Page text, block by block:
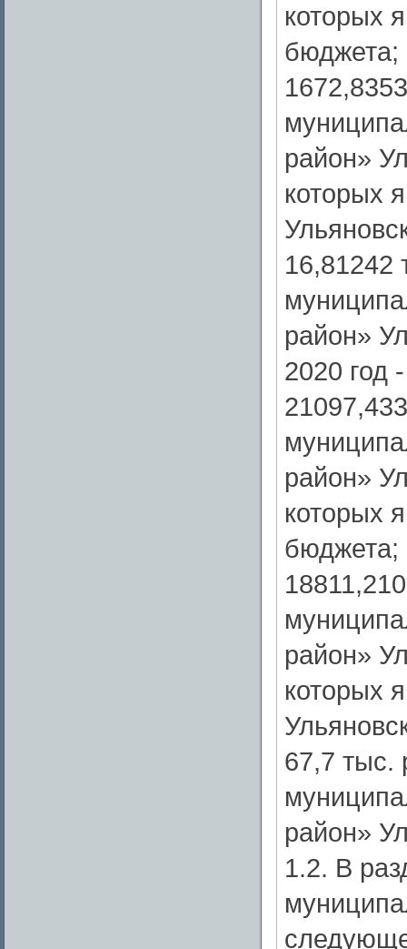
которых
бюджета;
район»
которых
16,81242
район»
2020 год
район»
которых
бюджета;
район»
которых
67,7 тыс.
район»
1.2. В